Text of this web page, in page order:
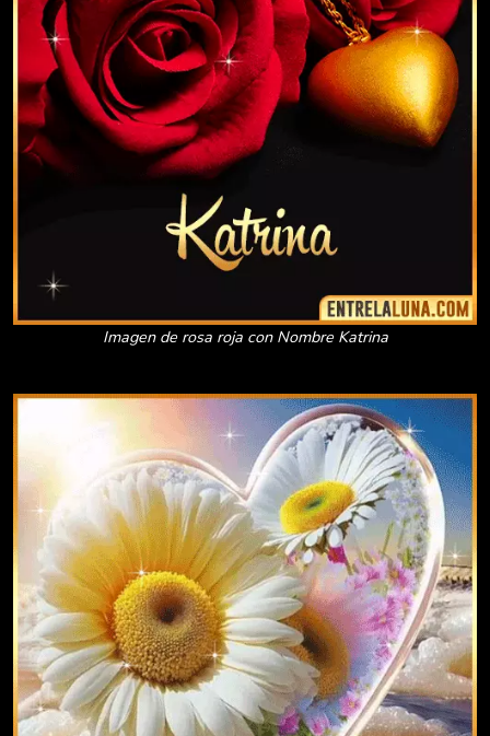
Imagen de rosa roja con Nombre Katrina